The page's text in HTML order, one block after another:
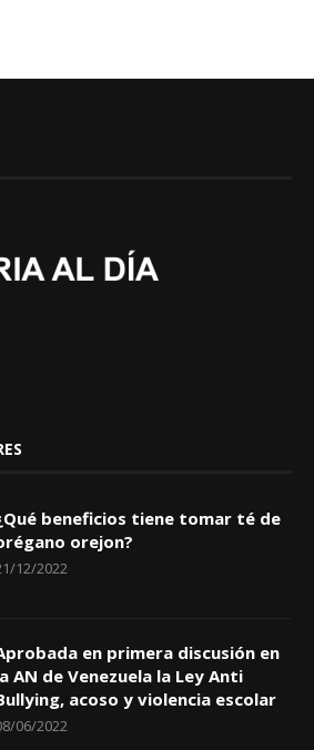
beneficios tiene tomar té de
orejon?
12/2022
en primera discusión en
AN de Venezuela la Ley Anti
acoso y violencia escolar
06/2022